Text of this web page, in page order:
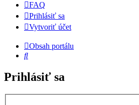
FAQ
Prihlásiť sa
Vytvoriť účet
Obsah portálu
Hľadať
Prihlásiť sa